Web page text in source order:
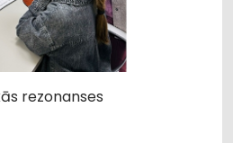
rezonanses